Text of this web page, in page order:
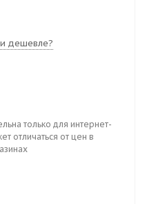
дешевле?
только для интернет-
отличаться от цен в